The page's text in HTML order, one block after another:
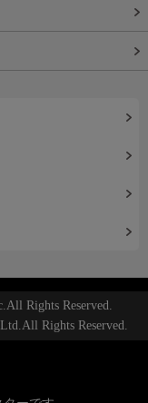
Rights Reserved.
Rights Reserved.